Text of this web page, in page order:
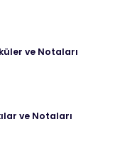
ve Notaları
ve Notaları